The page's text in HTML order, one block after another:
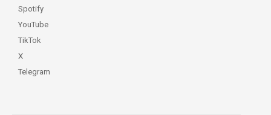
Spotify
YouTube
TikTok
X
Telegram